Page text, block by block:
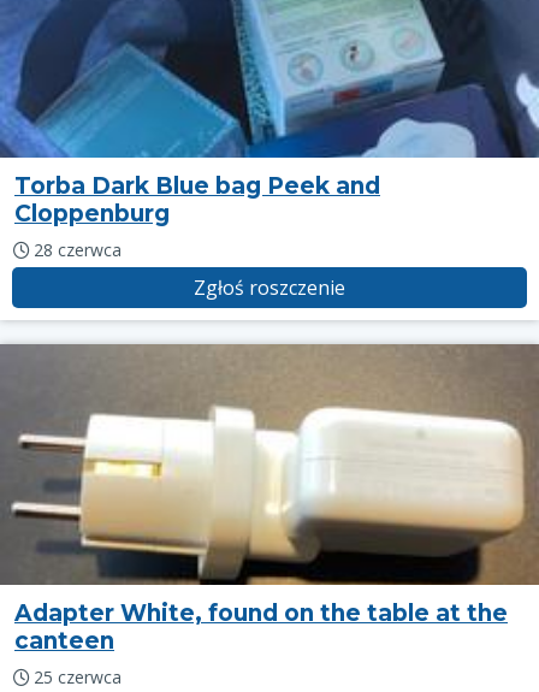
Torba Dark Blue bag Peek and
Cloppenburg
28 czerwca
Zgłoś roszczenie
Adapter White, found on the table at the
canteen
25 czerwca